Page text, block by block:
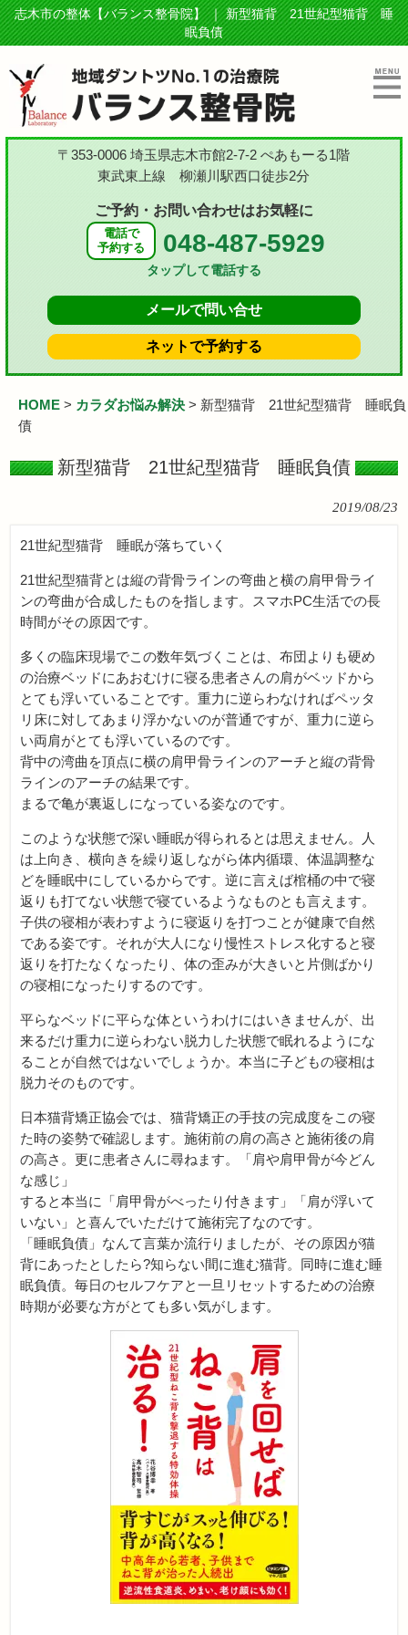
志木市の整体【バランス整骨院】 ｜ 新型猫背 21世紀型猫背 睡
眠負債
〒353-0006 埼玉県志木市館2-7-2 ぺあもーる1階
東武東上線 柳瀬川駅西口徒歩2分
ご予約・お問い合わせはお気軽に
電話で
予約する
048-487-5929
タップして電話する
メールで問い合せ
ネットで予約する
HOME > カラダお悩み解決 > 新型猫背 21世紀型猫背 睡眠負
債
新型猫背 21世紀型猫背 睡眠負債
2019/08/23
21世紀型猫背 睡眠が落ちていく
21世紀型猫背とは縦の背骨ラインの弯曲と横の肩甲骨ライ
ンの弯曲が合成したものを指します。スマホPC生活での長
時間がその原因です。
多くの臨床現場でこの数年気づくことは、布団よりも硬め
の治療ベッドにあおむけに寝る患者さんの肩がベッドから
とても浮いていることです。重力に逆らわなければペッタ
リ床に対してあまり浮かないのが普通ですが、重力に逆ら
い両肩がとても浮いているのです。
背中の湾曲を頂点に横の肩甲骨ラインのアーチと縦の背骨
ラインのアーチの結果です。
まるで亀が裏返しになっている姿なのです。
このような状態で深い睡眠が得られるとは思えません。人
は上向き、横向きを繰り返しながら体内循環、体温調整な
どを睡眠中にしているからです。逆に言えば棺桶の中で寝
返りも打てない状態で寝ているようなものとも言えます。
子供の寝相が表わすように寝返りを打つことが健康で自然
である姿です。それが大人になり慢性ストレス化すると寝
返りを打たなくなったり、体の歪みが大きいと片側ばかり
の寝相になったりするのです。
平らなベッドに平らな体というわけにはいきませんが、出
来るだけ重力に逆らわない脱力した状態で眠れるようにな
ることが自然ではないでしょうか。本当に子どもの寝相は
脱力そのものです。
日本猫背矯正協会では、猫背矯正の手技の完成度をこの寝
た時の姿勢で確認します。施術前の肩の高さと施術後の肩
の高さ。更に患者さんに尋ねます。「肩や肩甲骨が今どん
な感じ」
すると本当に「肩甲骨がべったり付きます」「肩が浮いて
いない」と喜んでいただけて施術完了なのです。
「睡眠負債」なんて言葉か流行りましたが、その原因が猫
背にあったとしたら?知らない間に進む猫背。同時に進む睡
眠負債。毎日のセルフケアと一旦リセットするための治療
時期が必要な方がとても多い気がします。